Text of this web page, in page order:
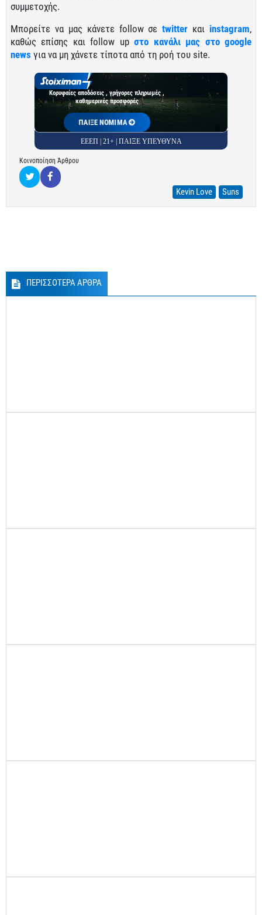
συμμετοχής.
Μπορείτε να μας κάνετε follow σεtwitter και instagram,
καθώς επίσης και follow upστο κανάλι μας στο google
news για να μη χάνετε τίποτα από τη ροή του site.
Κορυφαίες αποδόσεις , γρήγορες πληρωμές ,
καθημερινές προσφορές
ΠΑΙΞΕ ΝΟΜΙΜΑ
ΕΕΕΠ | 21+ | ΠΑΙΞΕ ΥΠΕΥΘΥΝΑ
Κοινοποίηση Άρθρου
Kevin Love Suns
ΠΕΡΙΣΣΟΤΕΡΑ ΑΡΘΡΑ